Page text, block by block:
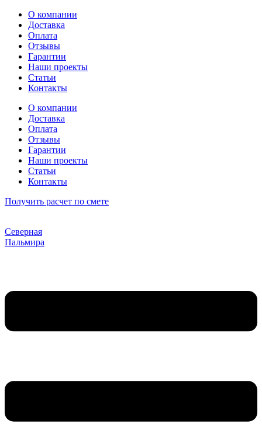
Перейти
содержимому
О компании
Доставка
Оплата
Отзывы
Гарантии
Наши проекты
Статьи
Контакты
О компании
Доставка
Оплата
Отзывы
Гарантии
Наши проекты
Статьи
Контакты
Получить расчет по смете
Северная
Пальмира